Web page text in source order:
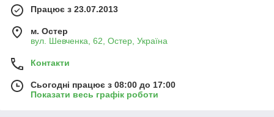
Працює з 23.07.2013
м. Остер
вул. Шевченка, 62, Остер, Україна
Контакти
Сьогодні працює з 08:00 до 17:00
Показати весь графік роботи